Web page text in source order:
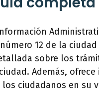
12 de la
sobre los
Además,
los ciudadanos en su